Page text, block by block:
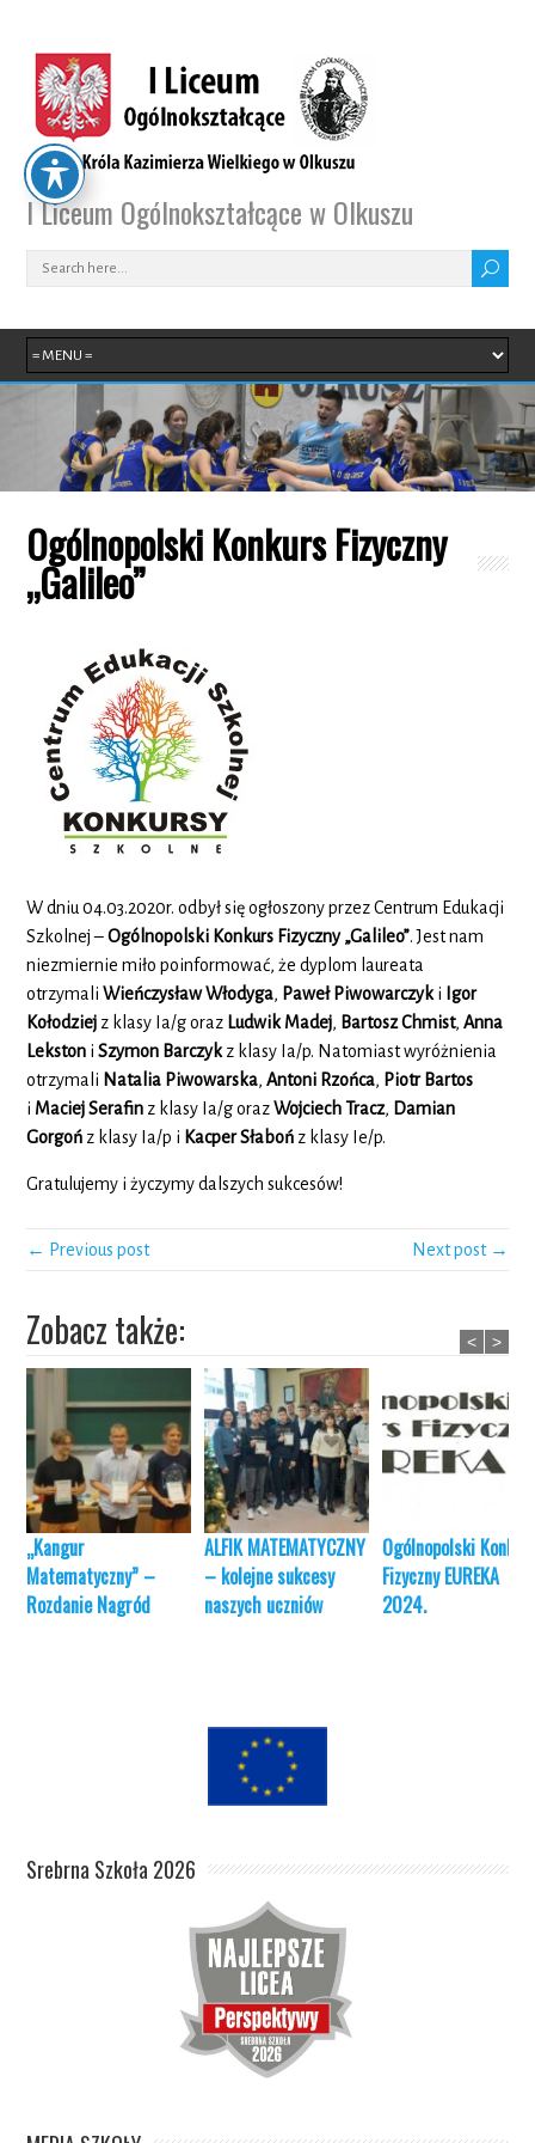
I Liceum Ogólnokształcące w Olkuszu
Ogólnopolski Konkurs Fizyczny
„Galileo”
W dniu 04.03.2020r. odbył się ogłoszony przez Centrum Edukacji
Szkolnej –Ogólnopolski Konkurs Fizyczny „Galileo”. Jest nam
niezmiernie miło poinformować, że dyplom laureata
otrzymaliWieńczysław Włodyga, Paweł Piwowarczyki Igor
Kołodziej z klasy Ia/g oraz Ludwik Madej, Bartosz Chmist,Anna
Lekston iSzymon Barczykz klasy Ia/p. Natomiast wyróżnienia
otrzymali Natalia Piwowarska,Antoni Rzońca, Piotr Bartos
i Maciej Serafin z klasy Ia/g orazWojciech Tracz, Damian
Gorgoń z klasy Ia/p i Kacper Słaboń z klasy Ie/p.
Gratulujemy i życzymy dalszych sukcesów!
← Previous post Next post →
Zobacz także:
„Kangur
Matematyczny” –
Rozdanie Nagród
ALFIK MATEMATYCZNY
– kolejne sukcesy
naszych uczniów
Ogólnopolski
Fizyczny EUREKA
2024.
< >
Srebrna Szkoła 2026